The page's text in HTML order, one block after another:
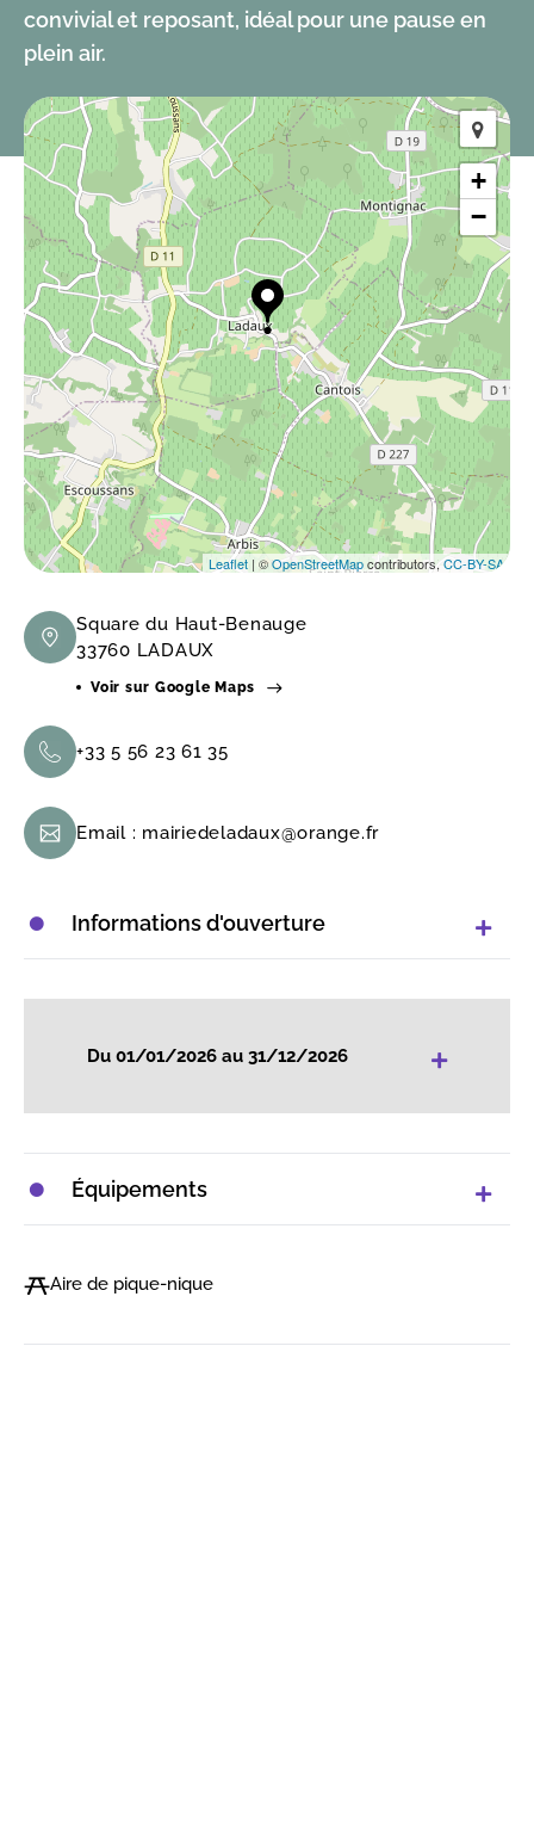
convivial et reposant, idéal pour une pause en
plein air.
+
−
Leaflet | ©OpenStreetMapcontributors,CC-BY-SA
Square du Haut-Benauge
33760 LADAUX
Voir sur Google Maps
+33 5 56 23 61 35
Email : mairiedeladaux@orange.fr
Informations d'ouverture
Du 01/01/2026 au 31/12/2026 +
Équipements
Aire de pique-nique